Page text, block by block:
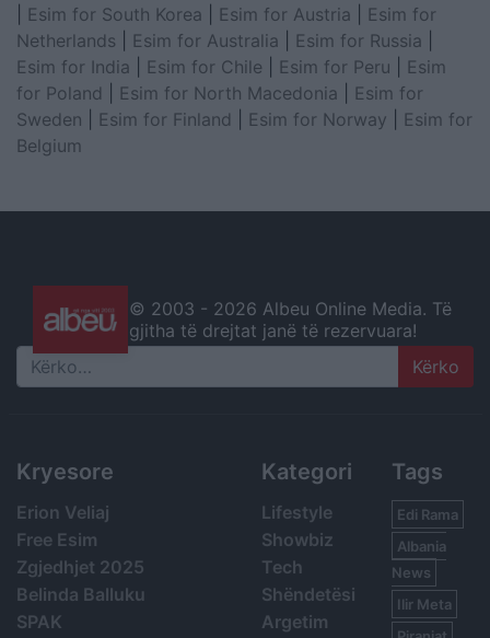
Esim for South Korea Esim for Austria
Esim for
Netherlands
Esim for Australia Esim for Russia
Esim for India
Esim for Chile Esim for Peru
Esim
for Poland
Esim for North Macedonia
Esim for
Sweden
Esim for Finland Esim for Norway
Esim for
Belgium
© 2003 - 2026 Albeu Online Media. Të
gjitha të drejtat janë të rezervuara!
Search
Kryesore
Erion Veliaj
Free Esim
Zgjedhjet 2025
Belinda Balluku
SPAK
Kategori
Lifestyle
Showbiz
Tech
Shëndetësi
Argetim
Tags
Edi Rama
Albania
News
Ilir Meta